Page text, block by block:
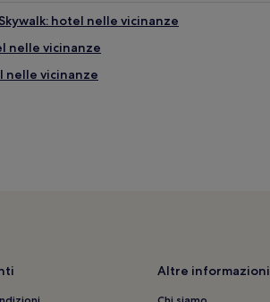
hotel nelle vicinanze
nelle vicinanze
nelle vicinanze
Airport: hotel nelle vicinanzeAltre informazioni